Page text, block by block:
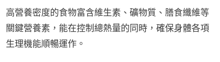
高營養密度的食物富含維生素、礦物質、膳食纖維等
關鍵營養素，能在控制總熱量的同時，確保身體各項
生理機能順暢運作。